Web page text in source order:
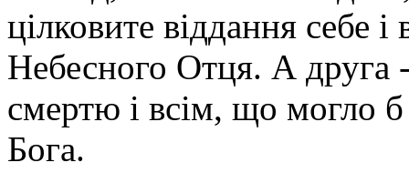
цілковите віддання себе
Небесного Отця. А друга
смертю і всім, що могло б
Бога.